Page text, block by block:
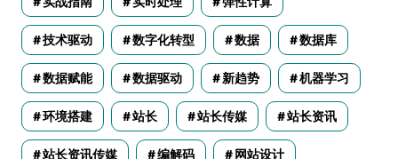
技术驱动 数字化转型 数据 数据库
数据赋能 数据驱动 新趋势 机器学习
环境搭建 站长 站长传媒 站长资讯
站长资讯传媒 编解码 网站设计